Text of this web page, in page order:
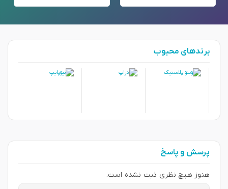
برندهای محبوب
پرسش و پاسخ
هنوز هیچ نظری ثبت نشده است.